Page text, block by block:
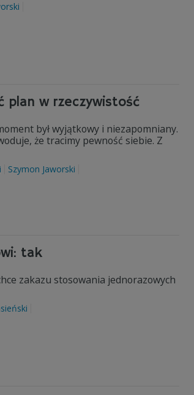
plan w rzeczywistość
był wyjątkowy i niezapomniany.
że tracimy pewność siebie. Z
Szymon Jaworski
tak
zakazu stosowania jednorazowych